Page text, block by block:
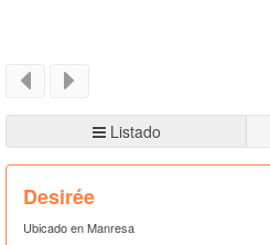
Listado
Desirée
Ubicado en Manresa